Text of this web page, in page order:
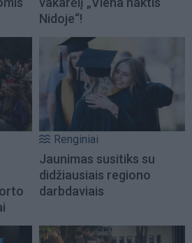
Nidoje“!
Renginiai
Jaunimas susitiks su
didžiausiais regiono
darbdaviais